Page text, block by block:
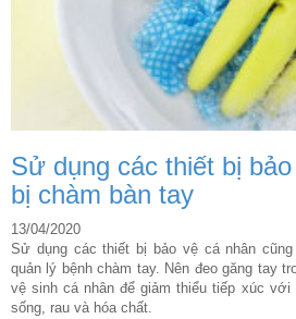
Sử dụng các thiết bị
bị chàm bàn tay
13/04/2020
Sử dụng các thiết bị bảo vệ cá nhân
quản lý bệnh chàm tay. Nên đeo găng tay
vệ sinh cá nhân để giảm thiểu tiếp xúc
sống, rau và hóa chất.